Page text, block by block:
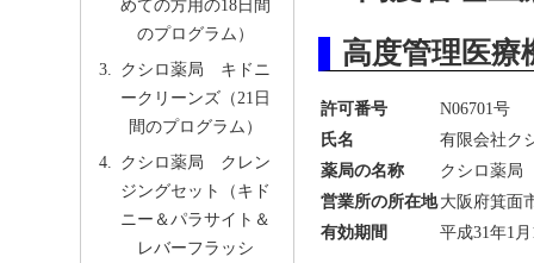
高度管理医療
許可番号
N06701号
氏名
有限会社ク
薬局の名称
クシロ薬局
営業所の所在地 大阪府箕面
有効期間
平成31年1
めての方用の18日間
のプログラム）
クシロ薬局 キドニ
ークリーンズ（21日
間のプログラム）
クシロ薬局 クレン
ジングセット（キド
ニー＆パラサイト＆
レバーフラッシ